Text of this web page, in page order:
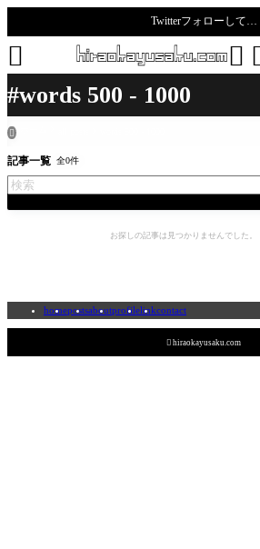
#words 500 - 1000
Twitterフォローして…



記事一覧 全0件
お探しの記事は見つかりませんでした。
homepostsaboutprofilelinkcontact
 hiraokayusaku.com